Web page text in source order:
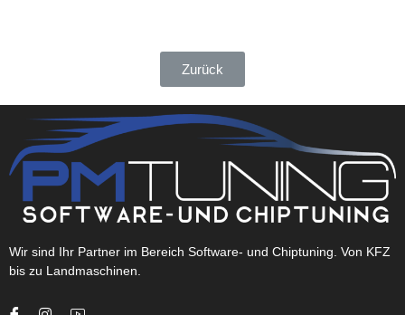
Zurück
Wir sind Ihr Partner im Bereich Software- und Chiptuning. Von KFZ
bis zu Landmaschinen.